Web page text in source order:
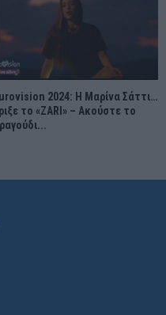
2024: Η Μαρίνα Σάττι…
το «ZARI» – Ακούστε το